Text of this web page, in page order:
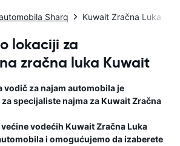
Sharq Kuwait Zračna Luka
lokaciji za
zračna luka Kuwait
vodič za najam automobilaje
specijaliste najma zaKuwait Zračna
vodećih Kuwait Zračna Luka
i omogućujemo da izaberete